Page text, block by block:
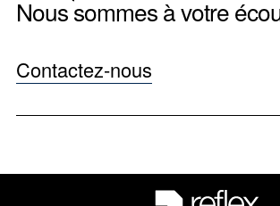
Nous sommes à votre
Contactez-nous